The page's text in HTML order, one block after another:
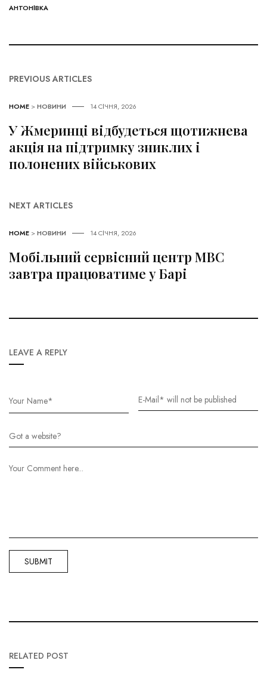
АНТОНІВКА
PREVIOUS ARTICLES
HOME >НОВИНИ 14 СІЧНЯ, 2026
У Жмеринці відбудеться щотижнева
акція на підтримку зниклих і
полонених військових
NEXT ARTICLES
HOME >НОВИНИ 14 СІЧНЯ, 2026
Мобільний сервісний центр МВС
завтра працюватиме у Барі
LEAVE A REPLY
RELATED POST